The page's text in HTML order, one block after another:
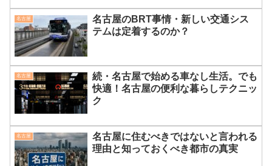
名古屋
名古屋のBRT事情・新しい交通シス
テムは定着するのか？
名古屋
続・名古屋で始める車なし生活。でも
快適！名古屋の便利な暮らしテクニッ
ク
名古屋
名古屋に住むべきではないと言われる
理由と知っておくべき都市の真実